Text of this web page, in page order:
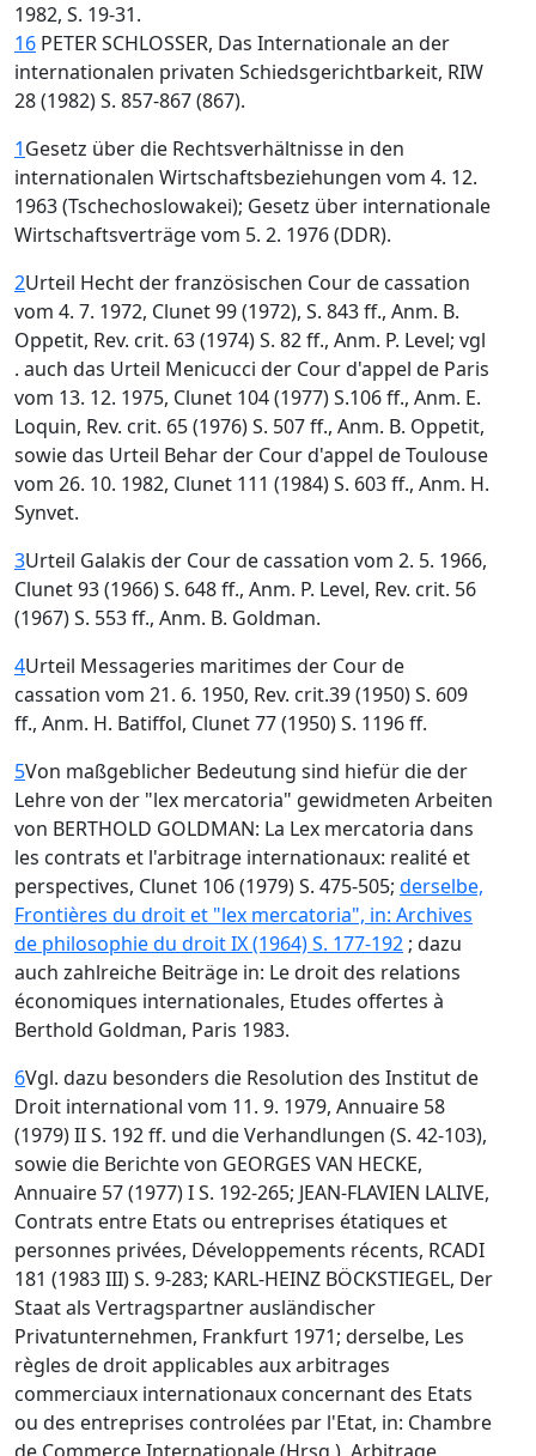
1982, S. 19-31.
16 PETER SCHLOSSER, Das Internationale an der
internationalen privaten Schiedsgerichtbarkeit, RIW
28 (1982) S. 857-867 (867).
1Gesetz über die Rechtsverhältnisse in den
internationalen Wirtschaftsbeziehungen vom 4. 12.
1963 (Tschechoslowakei); Gesetz über internationale
Wirtschaftsverträge vom 5. 2. 1976 (DDR).
2Urteil Hecht der französischen Cour de cassation
vom 4. 7. 1972, Clunet 99 (1972), S. 843 ff., Anm. B.
Oppetit, Rev. crit. 63 (1974) S. 82 ff., Anm. P. Level; vgl
. auch das Urteil Menicucci der Cour d'appel de Paris
vom 13. 12. 1975, Clunet 104 (1977) S.106 ff., Anm. E.
Loquin, Rev. crit. 65 (1976) S. 507 ff., Anm. B. Oppetit,
sowie das Urteil Behar der Cour d'appel de Toulouse
vom 26. 10. 1982, Clunet 111 (1984) S. 603 ff., Anm. H.
Synvet.
3Urteil Galakis der Cour de cassation vom 2. 5. 1966,
Clunet 93 (1966) S. 648 ff., Anm. P. Level, Rev. crit. 56
(1967) S. 553 ff., Anm. B. Goldman.
4Urteil Messageries maritimes der Cour de
cassation vom 21. 6. 1950, Rev. crit.39 (1950) S. 609
ff., Anm. H. Batiffol, Clunet 77 (1950) S. 1196 ff.
5Von maßgeblicher Bedeutung sind hiefür die der
Lehre von der "lex mercatoria" gewidmeten Arbeiten
von BERTHOLD GOLDMAN: La Lex mercatoria dans
les contrats et l'arbitrage internationaux: realité et
perspectives, Clunet 106 (1979) S. 475-505; derselbe,
Frontières du droit et "lex mercatoria", in: Archives
de philosophie du droit IX (1964) S. 177-192 ; dazu
auch zahlreiche Beiträge in: Le droit des relations
économiques internationales, Etudes offertes à
Berthold Goldman, Paris 1983.
6Vgl. dazu besonders die Resolution des Institut de
Droit international vom 11. 9. 1979, Annuaire 58
(1979) II S. 192 ff. und die Verhandlungen (S. 42-103),
sowie die Berichte von GEORGES VAN HECKE,
Annuaire 57 (1977) I S. 192-265; JEAN-FLAVIEN LALIVE,
Contrats entre Etats ou entreprises étatiques et
personnes privées, Développements récents, RCADI
181 (1983 III) S. 9-283; KARL-HEINZ BÖCKSTIEGEL, Der
Staat als Vertragspartner ausländischer
Privatunternehmen, Frankfurt 1971; derselbe, Les
règles de droit applicables aux arbitrages
commerciaux internationaux concernant des Etats
ou des entreprises controlées par l'Etat, in: Chambre